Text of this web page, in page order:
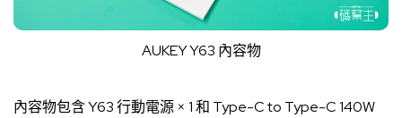
AUKEY Y63 內容物
內容物包含 Y63 行動電源 × 1 和 Type-C to Type-C 140W